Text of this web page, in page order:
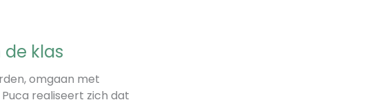
de klas
omgaan met
realiseert zich dat